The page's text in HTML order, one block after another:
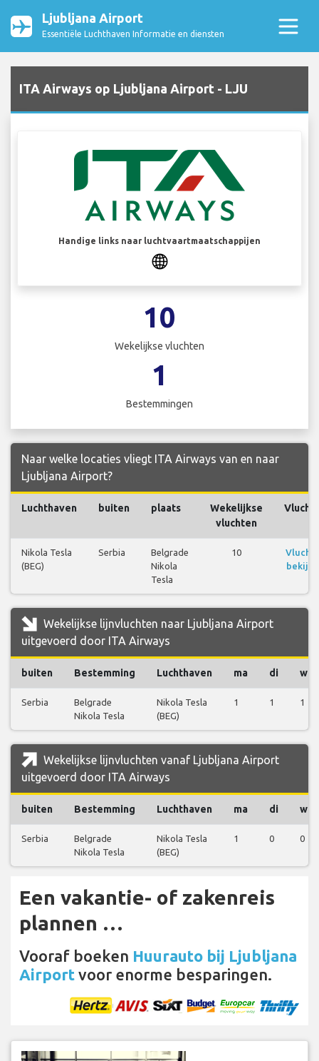
Ljubljana Airport
Essentiële Luchthaven Informatie en diensten
ITA Airways op Ljubljana Airport - LJU
Handige links naar luchtvaartmaatschappijen
10
Wekelijkse vluchten
1
Bestemmingen
Naar welke locaties vliegt ITA Airways van en naar
Ljubljana Airport?
Luchthaven buiten plaats
Wekelijkse
vluchten
Nikola Tesla
(BEG)
Serbia
Belgrade
Nikola
Tesla
10
Wekelijkse lijnvluchten naar Ljubljana Airport
uitgevoerd door ITA Airways
buiten Bestemming Luchthaven ma di wo
Serbia
Belgrade
Nikola Tesla
Nikola Tesla
(BEG)
1 1 1
Wekelijkse lijnvluchten vanaf Ljubljana Airport
uitgevoerd door ITA Airways
buiten Bestemming Luchthaven ma di wo
Serbia
Belgrade
Nikola Tesla
Nikola Tesla
(BEG)
1 0 0
Een vakantie- of zakenreis
plannen …
Vooraf boeken Huurauto bij Ljubljana
Airport voor enorme besparingen.